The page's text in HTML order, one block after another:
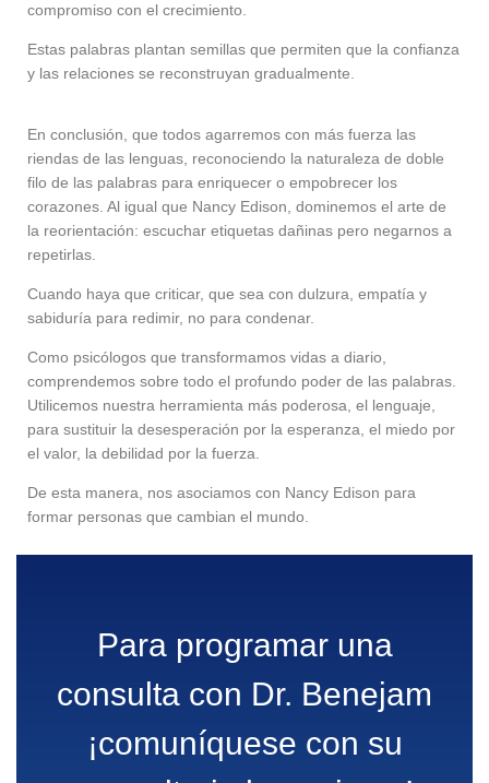
compromiso con el crecimiento.
Estas palabras plantan semillas que permiten que la confianza
y las relaciones se reconstruyan gradualmente.
En conclusión, que todos agarremos con más fuerza las
riendas de las lenguas, reconociendo la naturaleza de doble
filo de las palabras para enriquecer o empobrecer los
corazones. Al igual que Nancy Edison, dominemos el arte de
la reorientación: escuchar etiquetas dañinas pero negarnos a
repetirlas.
Cuando haya que criticar, que sea con dulzura, empatía y
sabiduría para redimir, no para condenar.
Como psicólogos que transformamos vidas a diario,
comprendemos sobre todo el profundo poder de las palabras.
Utilicemos nuestra herramienta más poderosa, el lenguaje,
para sustituir la desesperación por la esperanza, el miedo por
el valor, la debilidad por la fuerza.
De esta manera, nos asociamos con Nancy Edison para
formar personas que cambian el mundo.
Para programar una
consulta con Dr. Benejam
¡comuníquese con su